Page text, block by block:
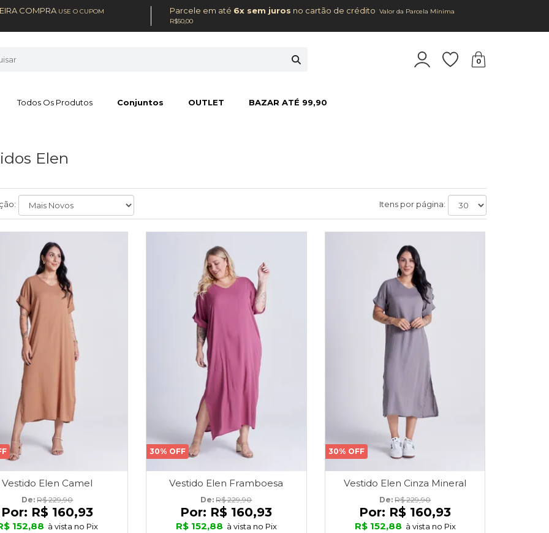
COMPRA USE O CUPOM Parcele em até 6x sem juros no cartão de crédito Valor da Parcela Mínima
R$50,00
0
Todos Os Produtos Conjuntos OUTLET BAZAR ATÉ 99,90
Elen
Itens por página:
Vestido Elen Camel
De: R$ 229,90
Por: R$ 160,93
152,88 à vista no Pix
30% OFF
Vestido Elen Framboesa
De: R$ 229,90
Por: R$ 160,93
R$ 152,88 à vista no Pix
30% OFF
Vestido Elen Cinza Mineral
De: R$ 229,90
Por: R$ 160,93
R$ 152,88 à vista no Pix